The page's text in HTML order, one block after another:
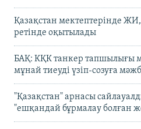
Қазақстан мектептерінде
ретінде оқытылады
БАҚ: КҚК танкер тапшылығы
мұнай тиеуді үзіп-созуға
"Қазақстан" арнасы
"ешқандай бұрмалау болған